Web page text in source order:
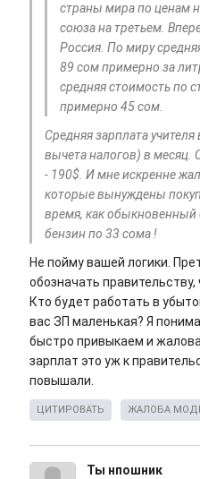
страны мира по ценам
союза на третьем.
Россия. По миру
89 сом примерно за
средняя стоимость по
примерно 45 сом.
Средняя зарплата
вычета налогов) в месяц.
- 190$. И мне искренне
которые вынуждены
время, как обыкновенный
бензин по 33 сома !
Не пойму вашей логики.
обозначать
Кто будет работать в
вас ЗП маленькая? Я
быстро привыкаем и
зарплат это уж к
повышали.
ЦИТИРОВАТЬ ЖАЛОБА
Ты нпошник